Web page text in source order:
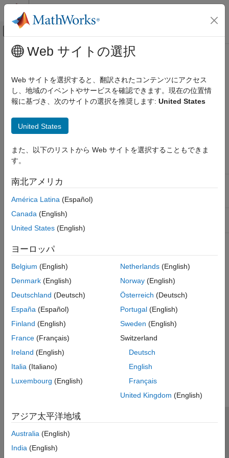
コンテンツへスキップ
オフキャンバス ナビゲーション メ
ドキュメンテーションのホーム
Modeling
Analyze and Remodel Design
Model Configuration Parameters: Model
ON THIS PAGE
Model Advisor Pane Overview
To get help on an option
メインコンテンツ
Model Configuration Parameters:
Model Advisor
Model Advisor Pane Overview
TheModel Advisor
model-specific Model Advisor configuration file and enabling or
Model Advisor configuration
file
configuration file for the
Show Model Advisor edit-
time checks
To get help on an option
Right-click the option text label.
From the context menu, selectWhat's This
How useful was this information?
Web サイトの選択
Web サイトを選択すると、翻訳されたコンテンツにアクセス
し、地域のイベントやサービスを確認できます。現在の位置情
報に基づき、次のサイトの選択を推奨します: United States
United States
また、以下のリストから Web サイトを選択することもできま
す。
南北アメリカ
América Latina (Español)
Canada (English)
United States (English)
ヨーロッパ
Belgium (English)
Denmark (English)
Deutschland (Deutsch)
España (Español)
Finland (English)
France (Français)
Ireland (English)
Italia (Italiano)
Luxembourg (English)
Netherlands(English)
Norway(English)
Österreich (Deutsch)
Portugal(English)
Sweden (English)
Switzerland
Deutsch
English
Français
United Kingdom (English)
アジア太平洋地域
Australia (English)
India (English)
違法コピー防止
© 1994-2026 The MathWorks, Inc.